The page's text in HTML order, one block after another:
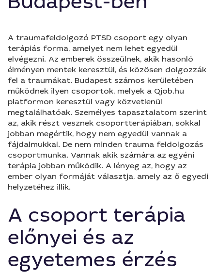
A traumafeldolgozó PTSD csoport egy olyan
terápiás forma, amelyet nem lehet egyedül
elvégezni. Az emberek összeülnek, akik hasonló
élményen mentek keresztül, és közösen dolgozzák
fel a traumákat. Budapest számos kerületében
működnek ilyen csoportok, melyek a Qjob.hu
platformon keresztül vagy közvetlenül
megtalálhatóak. Személyes tapasztalatom szerint
az, akik részt vesznek csoportterápiában, sokkal
jobban megértik, hogy nem egyedül vannak a
fájdalmukkal. De nem minden trauma feldolgozás
csoportmunka. Vannak akik számára az egyéni
terápia jobban működik. A lényeg az, hogy az
ember olyan formáját választja, amely az ő egyedi
helyzetéhez illik.
A csoport terápia
előnyei és az
egyetemes érzés